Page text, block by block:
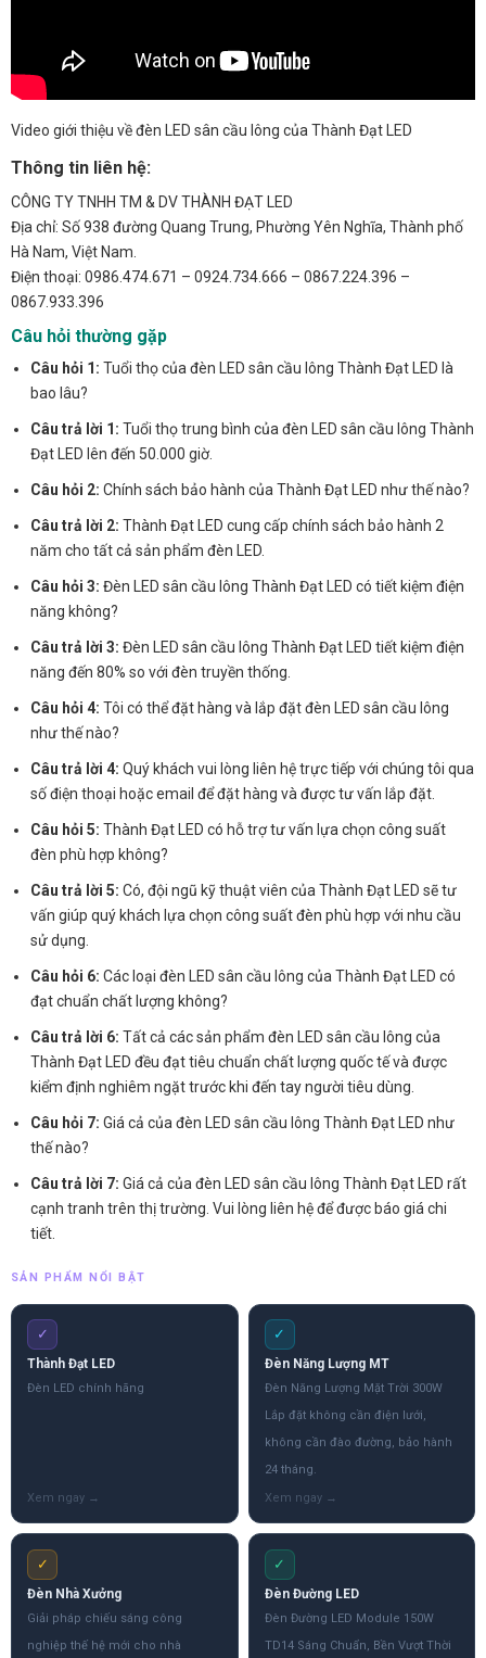
Video giới thiệu về đèn LED sân cầu lông của Thành Đạt LED
Thông tin liên hệ:
CÔNG TY TNHH TM & DV THÀNH ĐẠT LED
Địa chỉ: Số 938 đường Quang Trung, Phường Yên Nghĩa, Thành phố
Hà Nam, Việt Nam.
Điện thoại: 0986.474.671 – 0924.734.666 – 0867.224.396 –
0867.933.396
Câu hỏi thường gặp
Câu hỏi 1: Tuổi thọ của đèn LED sân cầu lông Thành Đạt LED là
bao lâu?
Câu trả lời 1: Tuổi thọ trung bình của đèn LED sân cầu lông Thành
Đạt LED lên đến 50.000 giờ.
Câu hỏi 2: Chính sách bảo hành của Thành Đạt LED như thế nào?
Câu trả lời 2: Thành Đạt LED cung cấp chính sách bảo hành 2
năm cho tất cả sản phẩm đèn LED.
Câu hỏi 3: Đèn LED sân cầu lông Thành Đạt LED có tiết kiệm điện
năng không?
Câu trả lời 3: Đèn LED sân cầu lông Thành Đạt LED tiết kiệm điện
năng đến 80% so với đèn truyền thống.
Câu hỏi 4: Tôi có thể đặt hàng và lắp đặt đèn LED sân cầu lông
như thế nào?
Câu trả lời 4: Quý khách vui lòng liên hệ trực tiếp với chúng tôi qua
số điện thoại hoặc email để đặt hàng và được tư vấn lắp đặt.
Câu hỏi 5: Thành Đạt LED có hỗ trợ tư vấn lựa chọn công suất
đèn phù hợp không?
Câu trả lời 5: Có, đội ngũ kỹ thuật viên của Thành Đạt LED sẽ tư
vấn giúp quý khách lựa chọn công suất đèn phù hợp với nhu cầu
sử dụng.
Câu hỏi 6: Các loại đèn LED sân cầu lông của Thành Đạt LED có
đạt chuẩn chất lượng không?
Câu trả lời 6: Tất cả các sản phẩm đèn LED sân cầu lông của
Thành Đạt LED đều đạt tiêu chuẩn chất lượng quốc tế và được
kiểm định nghiêm ngặt trước khi đến tay người tiêu dùng.
Câu hỏi 7: Giá cả của đèn LED sân cầu lông Thành Đạt LED như
thế nào?
Câu trả lời 7: Giá cả của đèn LED sân cầu lông Thành Đạt LED rất
cạnh tranh trên thị trường. Vui lòng liên hệ để được báo giá chi
tiết.
SẢN PHẨM NỔI BẬT
✓
Thành Đạt LED
Đèn LED chính hãng
✓
Đèn Năng Lượng MT
Đèn Năng Lượng Mặt Trời 300W
Lắp đặt không cần điện lưới,
không cần đào đường, bảo hành
24 tháng.
✓
Đèn Nhà Xưởng
Giải pháp chiếu sáng công
nghiệp thế hệ mới cho nhà
✓
Đèn Đường LED
Đèn Đường LED Module 150W
TD14 Sáng Chuẩn, Bền Vượt Thời